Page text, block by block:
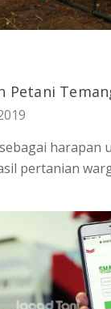
Petani
harapan
pertanian